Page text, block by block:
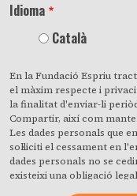
Idioma
Català
En la Fundació Espriu
el màxim respecte i
la finalitat d'enviar-li
Compartir, així com
Les dades personals que
sol·liciti el cessament en
dades personals no se
existeixi una obligació